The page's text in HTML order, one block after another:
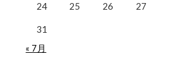
24 25 26 27
31
« 7月